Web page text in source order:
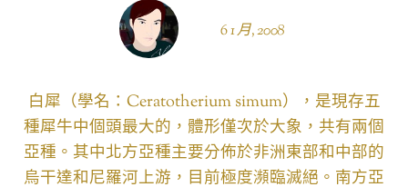
6 1 月, 2008
白犀（學名：Ceratotherium simum），是現存五
種犀牛中個頭最大的，體形僅次於大象，共有兩個
亞種。其中北方亞種主要分佈於非洲東部和中部的
烏干達和尼羅河上游，目前極度瀕臨滅絕。南方亞